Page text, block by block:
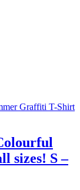
sizes! S –